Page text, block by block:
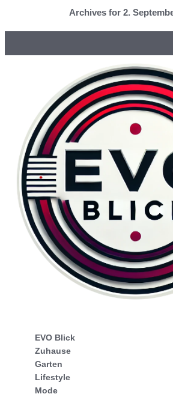
Archives for 2.
EVO Blick
Zuhause
Garten
Lifestyle
Mode